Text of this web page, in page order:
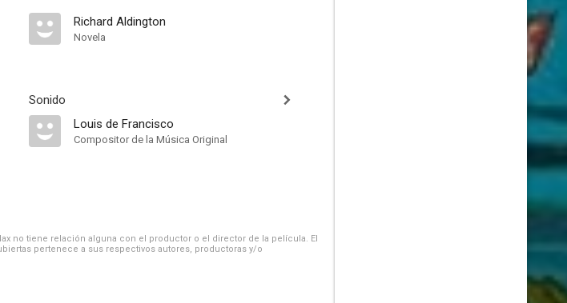
Richard Aldington
Novela
Sonido
Louis de Francisco
Compositor de la Música Original
no tiene relación alguna con el productor o el director de la película. El
pertenece a sus respectivos autores, productoras y/o